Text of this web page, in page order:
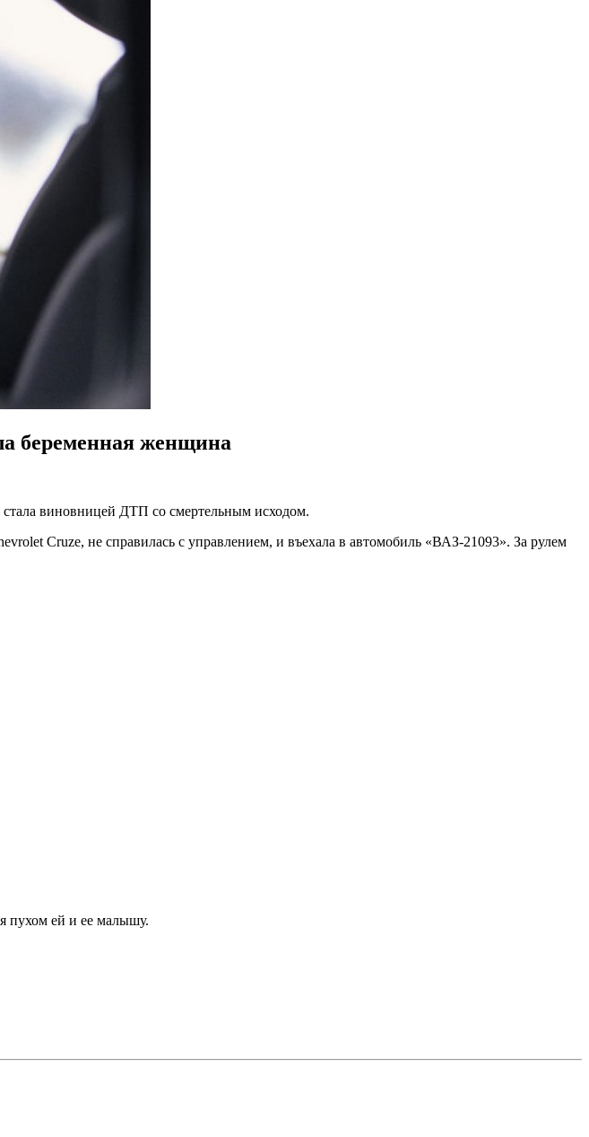
беременная женщина
стала виновницей ДТП со смертельным исходом.
Cruze, не справилась с управлением, и въехала в автомобиль «ВАЗ-21093». За рулем
пухом ей и ее малышу.